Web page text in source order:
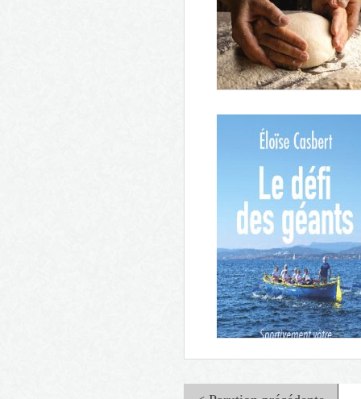
Les dix traversées
Provence joli coeur